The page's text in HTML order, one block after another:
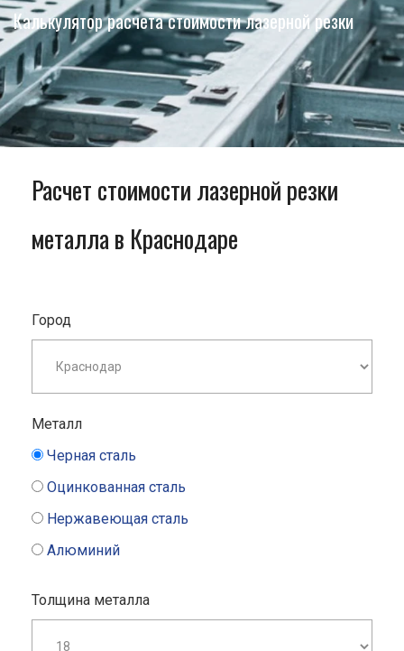
Калькулятор расчета стоимости лазерной резки
Расчет стоимости лазерной резки
металла в Краснодаре
Город
Металл
Черная сталь
Оцинкованная сталь
Нержавеющая сталь
Алюминий
Толщина металла